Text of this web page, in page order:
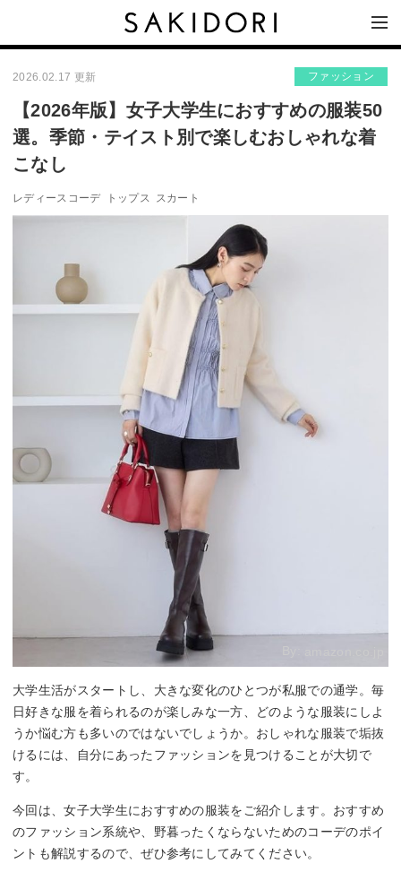
2026.02.17 更新 ファッション
【2026年版】女子大学生におすすめの服装50
選。季節・テイスト別で楽しむおしゃれな着
こなし
レディースコーデ トップス スカート
大学生活がスタートし、大きな変化のひとつが私服での通学。毎
日好きな服を着られるのが楽しみな一方、どのような服装にしよ
うか悩む方も多いのではないでしょうか。おしゃれな服装で垢抜
けるには、自分にあったファッションを見つけることが大切で
す。
今回は、女子大学生におすすめの服装をご紹介します。おすすめ
のファッション系統や、野暮ったくならないためのコーデのポイ
ントも解説するので、ぜひ参考にしてみてください。